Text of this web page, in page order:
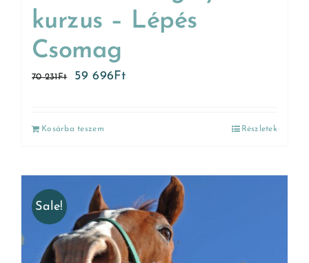
kurzus – Lépés
Csomag
70 231Ft 59 696Ft
Kosárba teszem Részletek
Sale!